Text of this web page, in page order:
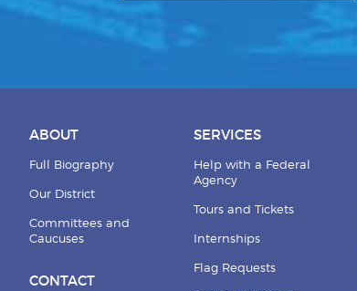
ABOUT
Full Biography
Our District
Committees and
Caucuses
CONTACT
SERVICES
Help with a Federal
Agency
Tours and Tickets
Internships
Flag Requests